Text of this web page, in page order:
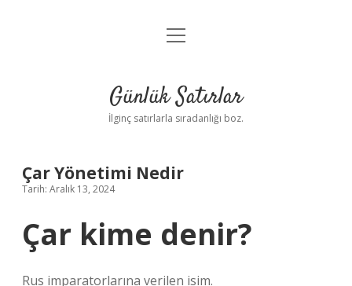
Anasayfa
Yasal Uyarı
menüyü
Günlük Satırlar
İlginç satırlarla sıradanlığı boz.
Çar Yönetimi Nedir
Tarih: Aralık 13, 2024
Çar kime denir?
Rus imparatorlarına verilen isim.